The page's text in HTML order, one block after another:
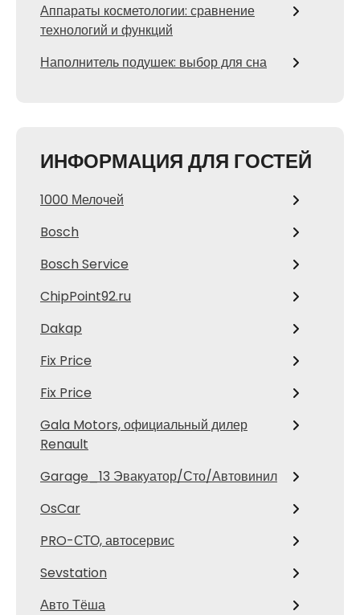
Аппараты косметологии: сравнение
технологий и функций
Наполнитель подушек: выбор для сна
ИНФОРМАЦИЯ ДЛЯ ГОСТЕЙ
1000 Мелочей
Bosch
Bosch Service
ChipPoint92.ru
Dakap
Fix Price
Fix Price
Gala Motors, официальный дилер
Renault
Garage_13 Эвакуатор/Сто/Автовинил
OsCar
PRO-СТО, автосервис
Sevstation
Авто Тёша